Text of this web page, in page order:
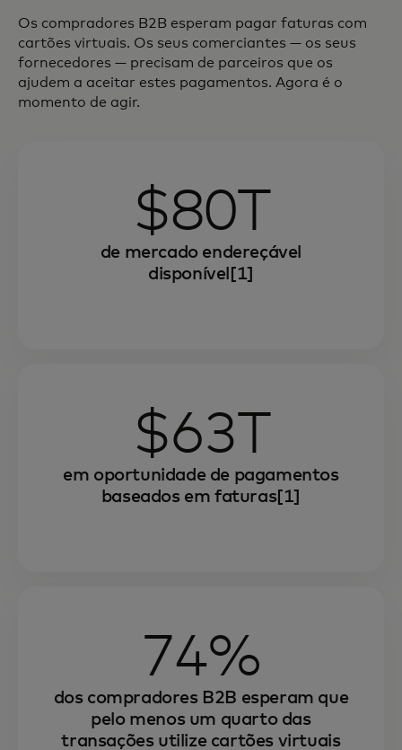
Os compradores B2B esperam pagar faturas com
cartões virtuais. Os seus comerciantes — os seus
fornecedores — precisam de parceiros que os
ajudem a aceitar estes pagamentos. Agora é o
momento de agir.
$80T
de mercado endereçável
disponível[1]
$63T
em oportunidade de pagamentos
baseados em faturas[1]
74%
dos compradores B2B esperam que
pelo menos um quarto das
transações utilize cartões virtuais